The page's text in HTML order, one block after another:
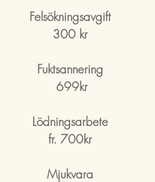
Felsökningsavgift
300 kr
Fuktsannering
699kr
Lödningsarbete
fr. 700kr
Mjukvara